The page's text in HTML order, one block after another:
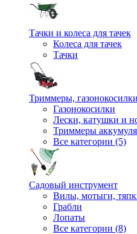
Тачки и колеса для тачек
Колеса для тачек
Тачки
Триммеры, газонокосилки
Газонокосилки
Лески, катушки и
Триммеры
Все категории (5)
Садовый инструмент
Вилы, мотыги,
Грабли
Лопаты
Все категории (8)